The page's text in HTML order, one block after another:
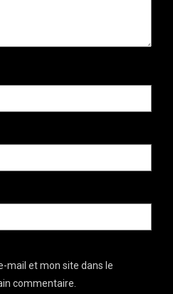
mail et mon site dans le
commentaire.